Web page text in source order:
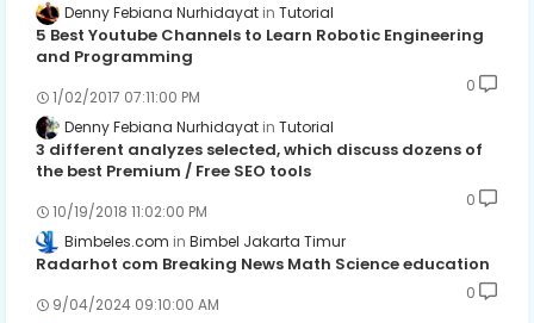
Denny Febiana Nurhidayat Tutorial
5 Best Youtube Channels to Learn Robotic Engineering
and Programming
1/02/2017 07:11:00 PM
0
Denny Febiana Nurhidayat Tutorial
3 different analyzes selected, which discuss dozens of
the best Premium / Free SEO tools
10/19/2018 11:02:00 PM
0
Bimbeles.com Bimbel Jakarta Timur
Radarhot com Breaking News Math Science education
9/04/2024 09:10:00 AM
0